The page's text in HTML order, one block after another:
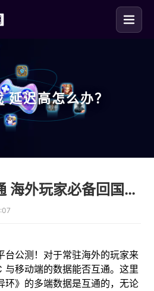
延迟高怎么办？
异环PC手机互通 海外玩家必备回国加速器
台公测！对于常驻海外的玩家来
与移动端的数据能否互通。这里
环》的多端数据是互通的，无论